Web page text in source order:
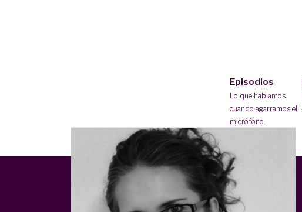
Episodios
Lo que hablamos
cuando agarramos el
micrófono.